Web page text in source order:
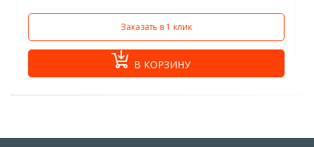
Заказать в 1 клик
В КОРЗИНУ